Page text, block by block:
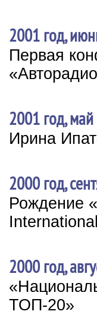
2001 год,
Первая
2001 год, май
Ирина
2000 год,
Рождение
2000 год,
ТОП-20»